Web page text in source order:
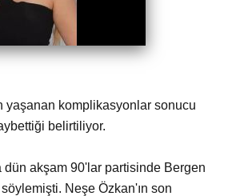
yaşanan komplikasyonlar sonucu
belirtiliyor.
dün akşam 90'lar partisinde Bergen
Neşe Özkan'ın son